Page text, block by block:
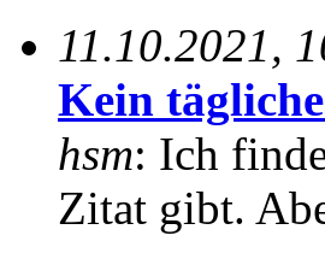
11.10.2021,
Kein
hsm: Ich
Zitat gibt.